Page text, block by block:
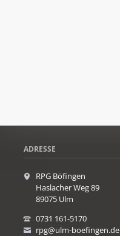
ADRESSE
RPG Böfingen
Haslacher Weg 89
89075 Ulm
0731 161-5170
rpg@ulm-boefingen.de